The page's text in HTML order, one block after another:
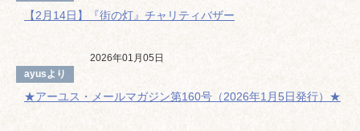
【2月14日】『街の灯』チャリティバザー
ayusより
2026年01月05日
★アーユス・メールマガジン第160号（2026年1月5日発行）★